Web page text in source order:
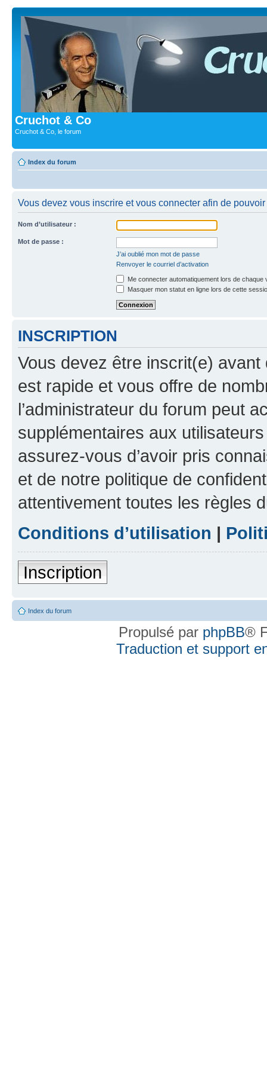
Cruchot & Co
Cruchot & Co, le forum
Index du forum
Vous devez vous inscrire et vous connecter afin de
Nom d’utilisateur :
Mot de passe :
J’ai oublié mon mot de passe
Renvoyer le courriel d’activation
Me connecter automatiquement lors de chaque
Masquer mon statut en ligne lors de cette
INSCRIPTION
Vous devez être inscrit(e) avant
est rapide et vous offre de
l’administrateur du forum peut
supplémentaires aux
assurez-vous d’avoir pris
et de notre politique de
attentivement toutes les règles
Conditions d’utilisation |
Inscription
Index du forum
Propulsé par phpBB®
Traduction et support